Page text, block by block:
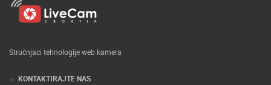
Stručnjaci tehnologije web kamera
KONTAKTIRAJTE NAS